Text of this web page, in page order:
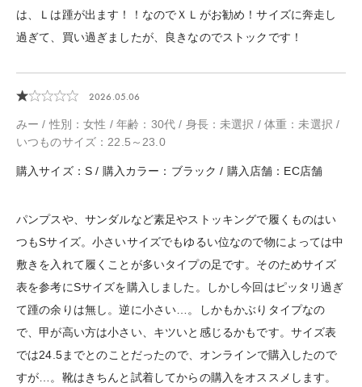
は、Ｌは踵が出ます！！なのでＸＬがお勧め！サイズに奔走し
過ぎて、買い過ぎましたが、良きなのでストックです！
2026.05.06
みー / 性別：女性 / 年齢：30代 / 身長：未選択 / 体重：未選択 /
いつものサイズ：22.5～23.0
購入サイズ：S / 購入カラー：ブラック / 購入店舗：EC店舗
パンプスや、サンダルなど素足やストッキングで履くものはい
つもSサイズ。小さいサイズでもゆるい位なので物によっては中
敷きを入れて履くことが多いタイプの足です。そのためサイズ
表を参考にSサイズを購入しました。しかし今回はピッタリ過ぎ
て踵の余りは無し。逆に小さい…。しかもかぶりタイプなの
で、甲が高い方は小さい、キツいと感じるかもです。サイズ表
では24.5までとのことだったので、オンラインで購入したので
すが…。靴はきちんと試着してからの購入をオススメします。